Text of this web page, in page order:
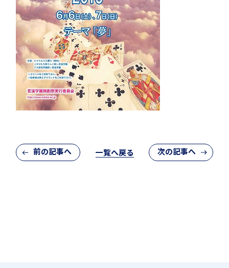
前の記事へ 一覧へ戻る 次の記事へ
国際バカロレア（IB）クラス
スーパーサイエンスハイスクール(SSH)
個人課題研究